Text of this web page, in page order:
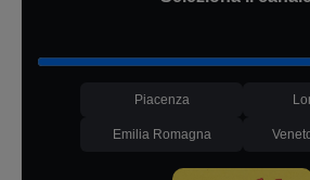
Piacenza
Emilia Romagna